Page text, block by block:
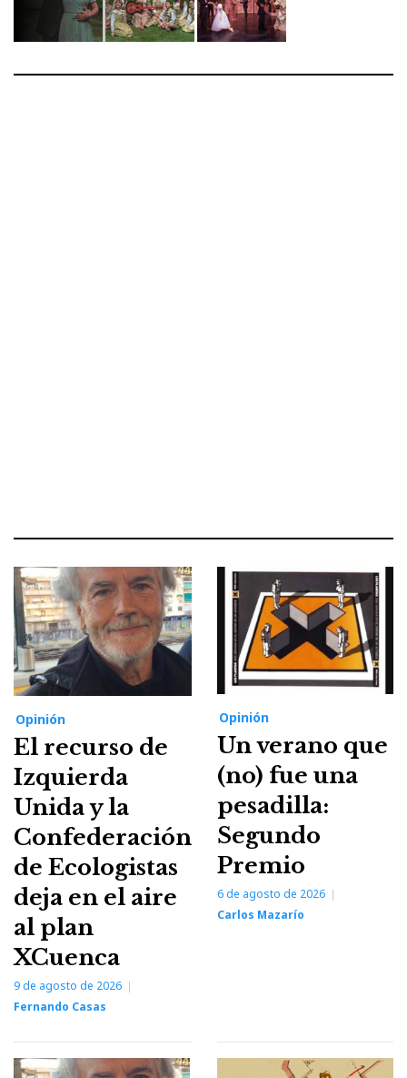
Opinión
El recurso de
Izquierda
Unida y la
Confederación
de Ecologistas
deja en el aire
al plan
XCuenca
9 de agosto de 2026
Fernando Casas
Opinión
Un verano que
(no) fue una
pesadilla:
Segundo
Premio
6 de agosto de 2026
Carlos Mazarío